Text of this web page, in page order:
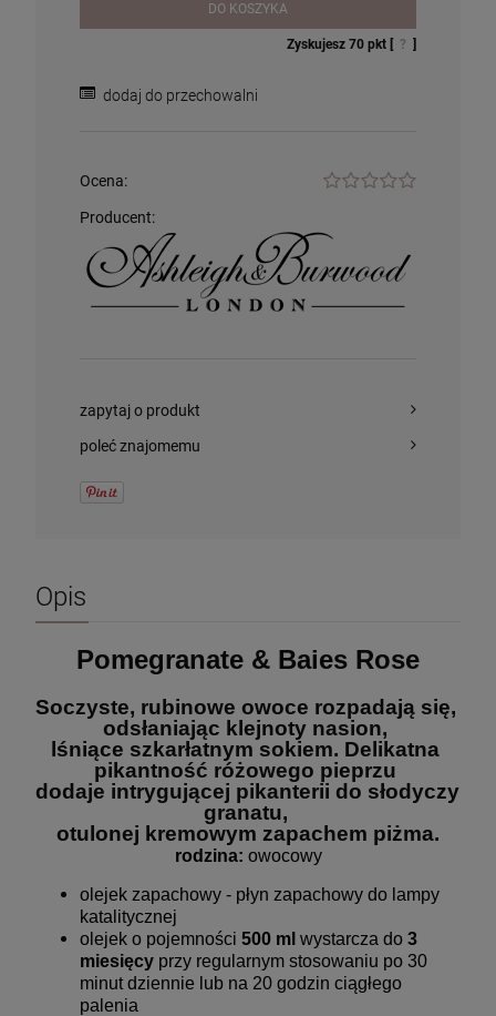
305,00 zł
szt.
74,99 zł
szt.
DO KOSZYKA
Zyskujesz 70 pkt [ ? ]
dodaj do przechowalni
Ocena:
Producent:
zapytaj o produkt
poleć znajomemu
Opis
Pomegranate & Baies Rose
Soczyste, rubinowe owoce rozpadają się,
odsłaniając klejnoty nasion,
lśniące szkarłatnym sokiem. Delikatna
pikantność różowego pieprzu
dodaje intrygującej pikanterii do słodyczy
granatu,
otulonej kremowym zapachem piżma.
rodzina: owocowy
olejek zapachowy - płyn zapachowy do lampy
katalitycznej
olejek o pojemności 500 ml wystarcza do 3
miesięcy przy regularnym stosowaniu po 30
minut dziennie lub na 20 godzin ciągłego
palenia